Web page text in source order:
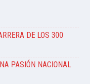
DE LOS 300
PASIÓN NACIONAL